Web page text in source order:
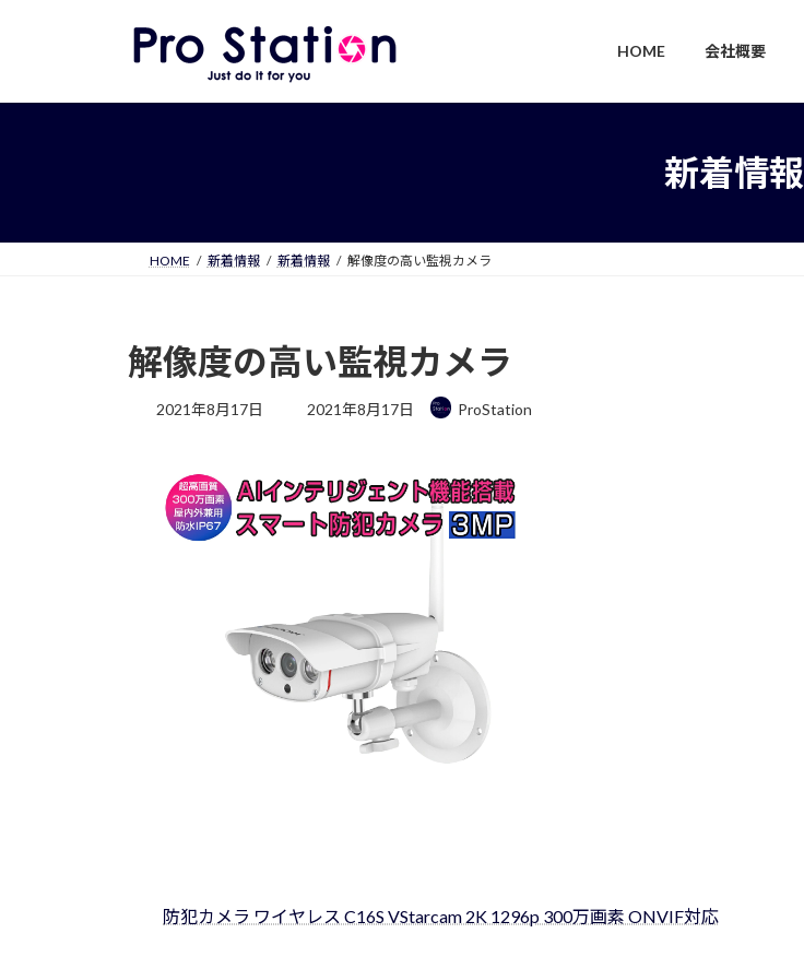
プ
動
HOME 会社概要
新着情報
HOME 新着情報 新着情報 解像度の高い監視カメラ
解像度の高い監視カメラ
2021年8月17日
最
日
時
:
2021年8月17日 ProStation
防犯カメラ ワイヤレス C16S VStarcam 2K 1296p 300万画素 ONVIF対応